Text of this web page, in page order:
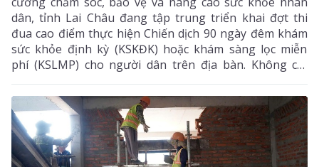
dân, tỉnh Lai Châu đang tập trung triển khai đợt thi
đua cao điểm thực hiện Chiến dịch 90 ngày đêm khám
sức khỏe định kỳ (KSKĐK) hoặc khám sàng lọc miễn
phí (KSLMP) cho người dân trên địa bàn. Không chỉ
góp phần phát hiện sớm bệnh tật, nâng cao chất
lượng chăm sóc sức khỏe (CSSK) ban đầu, chương
trình còn lan tỏa tinh thần trách nhiệm, y đức và sự
tận tâm của đội ngũ cán bộ y tế, hướng tới mục tiêu
mọi người dân đều được tiếp cận dịch vụ y tế công
bằng, chất lượng và nhân văn.